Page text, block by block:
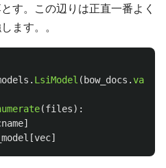
す。この辺りは正直一番よく
ます。。
. LsiModel ( bow_docs .values
(files):
]
[vec]